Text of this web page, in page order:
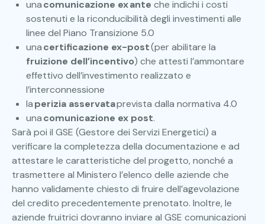
unacomunicazione exante che indichi i costi
sostenuti e la riconducibilità degli investimenti alle
linee del Piano Transizione 5.0
unacertificazione ex-post(per abilitare la
fruizione dell’incentivo) che attesti l’ammontare
effettivo dell’investimento realizzato e
l’interconnessione
laperizia asservataprevista dalla normativa 4.0
unacomunicazione ex post.
Sarà poi il GSE (Gestore dei Servizi Energetici) a
verificare la completezza della documentazione e ad
attestare le caratteristiche del progetto, nonché a
trasmettere al Ministero l’elenco delle aziende che
hanno validamente chiesto di fruire dell’agevolazione
del credito precedentemente prenotato. Inoltre, le
aziende fruitrici dovranno inviare al GSE comunicazioni